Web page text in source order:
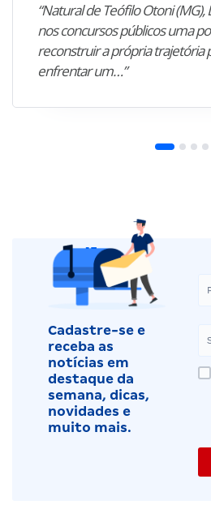
“Natural de Teófilo Otoni (MG),
nos concursos públicos uma
reconstruir a própria trajetória
enfrentar um…”
Cadastre-se e
receba as
notícias em
destaque da
semana, dicas,
novidades e
muito mais.